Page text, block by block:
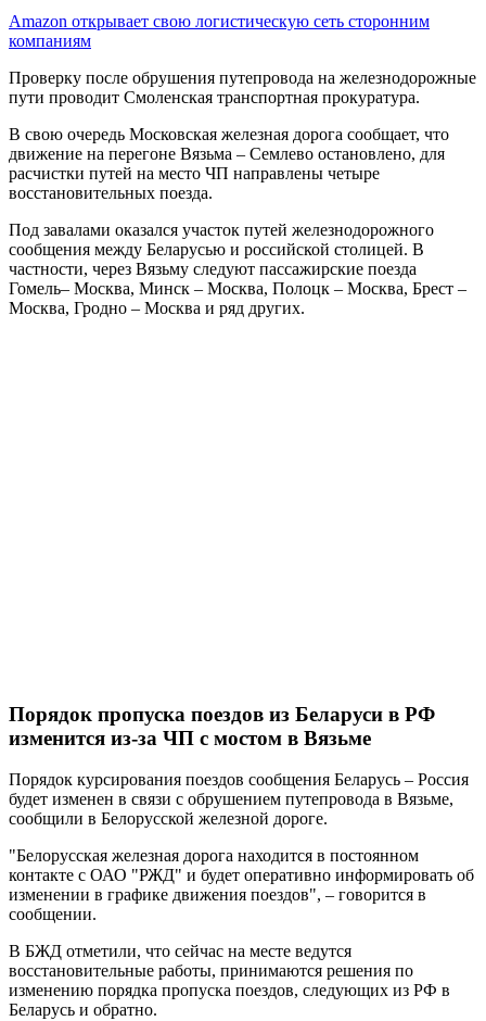
Amazon открывает свою логистическую сеть сторонним
компаниям
Проверку после обрушения путепровода на железнодорожные
пути проводит Смоленская транспортная прокуратура.
В свою очередь Московская железная дорога сообщает, что
движение на перегоне Вязьма – Семлево остановлено, для
расчистки путей на место ЧП направлены четыре
восстановительных поезда.
Под завалами оказался участок путей железнодорожного
сообщения между Беларусью и российской столицей. В
частности, через Вязьму следуют пассажирские поезда
Гомель– Москва, Минск – Москва, Полоцк – Москва, Брест –
Москва, Гродно – Москва и ряд других.
Порядок пропуска поездов из Беларуси в РФ
изменится из-за ЧП с мостом в Вязьме
Порядок курсирования поездов сообщения Беларусь – Россия
будет изменен в связи с обрушением путепровода в Вязьме,
сообщили в Белорусской железной дороге.
"Белорусская железная дорога находится в постоянном
контакте с ОАО "РЖД" и будет оперативно информировать об
изменении в графике движения поездов", – говорится в
сообщении.
В БЖД отметили, что сейчас на месте ведутся
восстановительные работы, принимаются решения по
изменению порядка пропуска поездов, следующих из РФ в
Беларусь и обратно.